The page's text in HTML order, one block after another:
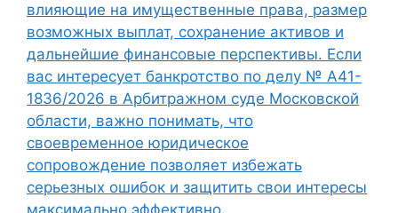
влияющие на имущественные права, размер
возможных выплат, сохранение активов и
дальнейшие финансовые перспективы. Если
вас интересует банкротство по делу № А41-
1836/2026 в Арбитражном суде Московской
области, важно понимать, что
своевременное юридическое
сопровождение позволяет избежать
серьезных ошибок и защитить свои интересы
максимально эффективно.